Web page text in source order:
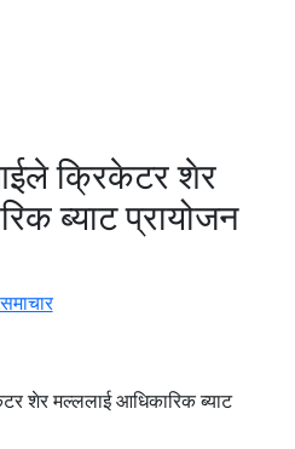
क्रिकेटर शेर
ब्याट प्रायोजन